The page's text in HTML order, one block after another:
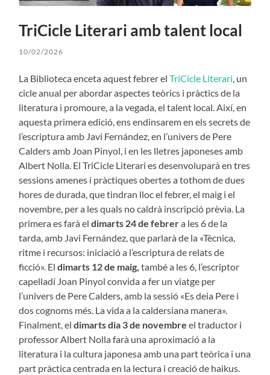
TriCicle Literari amb talent local
10/02/2026
La Biblioteca enceta aquest febrer elTriCicle Literari, un
cicle anual per abordar aspectes teòrics i pràctics de la
literatura i promoure, a la vegada, el talent local. Així, en
aquesta primera edició, ens endinsarem en els secrets de
l’escriptura amb Javi Fernández, en l’univers de Pere
Calders amb Joan Pinyol, i en les lletres japoneses amb
Albert Nolla. El TriCicle Literari es desenvoluparà en tres
sessions amenes i pràctiques obertes a tothom de dues
hores de durada, que tindran lloc el febrer, el maig i el
novembre, per a les quals no caldrà inscripció prèvia. La
primera es farà eldimarts 24 de febrera les 6 de la
tarda, amb Javi Fernández, que parlarà de la «Tècnica,
ritme i recursos: iniciació a l’escriptura de relats de
ficció». Eldimarts 12 de maig,també a les 6, l’escriptor
capelladí Joan Pinyol convida a fer un viatge per
l’univers de Pere Calders, amb la sessió «Es deia Pere i
dos cognoms més. La vida a la caldersiana manera».
Finalment, eldimarts dia 3 de novembreel traductor i
professor Albert Nolla farà una aproximació a la
literatura i la cultura japonesa amb una part teòrica i una
part pràctica centrada en la lectura i creació de haikus.